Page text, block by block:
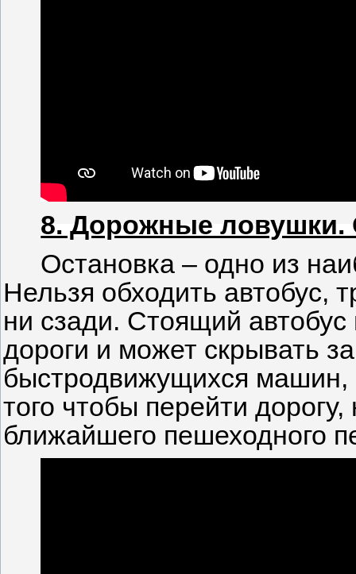
8. Дорожные ловушки.
Остановка – одно из
Нельзя обходить автобус,
ни сзади. Стоящий
дороги и может скрывать
быстродвижущихся машин,
того чтобы перейти
ближайшего пешеходного